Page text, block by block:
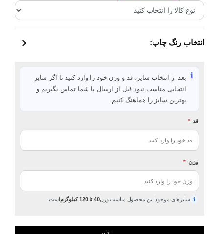
انتخاب رنگ چاپ:
ℹ️ بعد از انتخاب سایز، قد و وزن خود را وارد کنید تا اگر سایز
انتخابی مناسب نبود قبل از ارسال با شما تماس بگیریم و
بهترین سایز را هماهنگ کنیم.
قد *
وزن *
ℹ سایزهای موجود این محصول مناسب وزن40 تا 120 کیلوگرم است.